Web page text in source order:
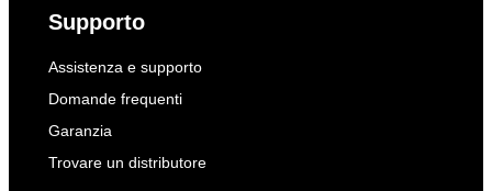
Supporto
Assistenza e supporto
Domande frequenti
Garanzia
Trovare un distributore